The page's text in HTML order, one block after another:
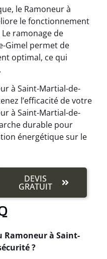
le Ramoneur à
le fonctionnement
ramonage de
Gimel permet de
optimal, ce qui
à Saint-Martial-de-
l’efficacité de votre
à Saint-Martial-de-
durable pour
énergétique sur le
DEVIS
GRATUIT
Ramoneur à Saint-
?